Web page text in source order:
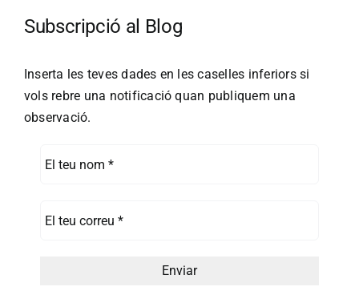
Subscripció al Blog
Inserta les teves dades en les caselles inferiors si
vols rebre una notificació quan publiquem una
observació.